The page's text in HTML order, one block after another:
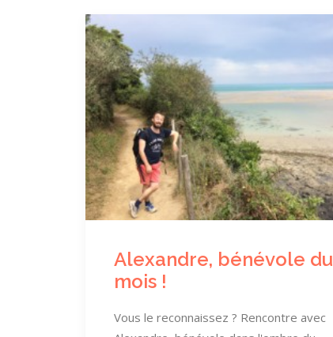
Alexandre, bénévole du
mois !
Vous le reconnaissez ? Rencontre avec